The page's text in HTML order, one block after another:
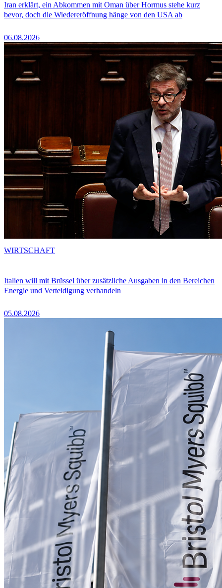
Iran erklärt, ein Abkommen mit Oman über Hormus stehe kurz
bevor, doch die Wiedereröffnung hänge von den USA ab
06.08.2026
Italien will mit Brüssel über zusätzliche Ausgaben in den Bereichen
Energie und Verteidigung verhandeln
05.08.2026
WIRTSCHAFT